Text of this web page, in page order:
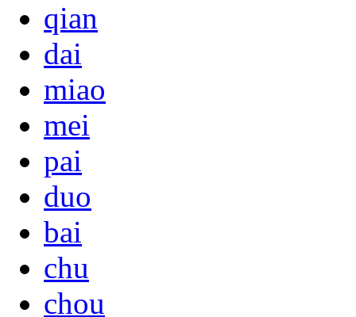
qian
dai
miao
mei
pai
duo
bai
chu
chou